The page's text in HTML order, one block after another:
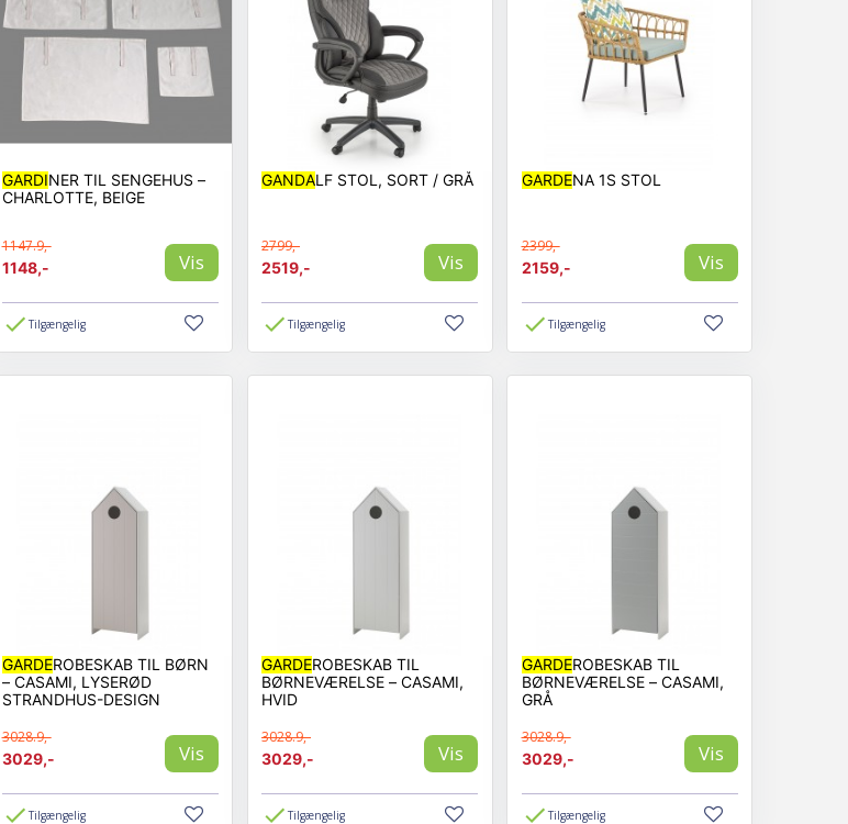
GARDINER TIL SENGEHUS –
CHARLOTTE, BEIGE
1147.9,-
1148,-
Vis
Tilgængelig
GANDALF STOL, SORT / GRÅ
2799,-
2519,-
Vis
Tilgængelig
GARDENA 1S STOL
2399,-
2159,-
Vis
Tilgængelig
GARDEROBESKAB TIL BØRN
– CASAMI, LYSERØD
STRANDHUS-DESIGN
3028.9,-
3029,-
Vis
Tilgængelig
GARDEROBESKAB TIL
BØRNEVÆRELSE – CASAMI,
HVID
3028.9,-
3029,-
Vis
Tilgængelig
GARDEROBESKAB TIL
BØRNEVÆRELSE – CASAMI,
GRÅ
3028.9,-
3029,-
Vis
Tilgængelig